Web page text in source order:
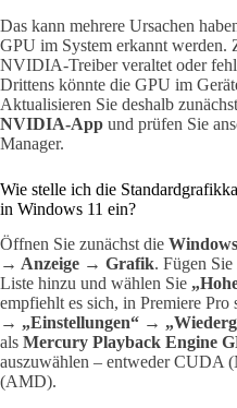
Das kann mehrere Ursachen
GPU im System erkannt werden.
NVIDIA-Treiber veraltet oder
Drittens könnte die GPU im
Aktualisieren Sie deshalb
NVIDIA-App und prüfen Sie
Manager.
Wie stelle ich die
in Windows 11 ein?
Öffnen Sie zunächst die
→ Anzeige → Grafik. Fügen Sie
Liste hinzu und wählen Sie
empfiehlt es sich, in Premiere Pro
→ „Einstellungen“ →
als Mercury Playback Engine
auszuwählen – entweder CUDA
(AMD).